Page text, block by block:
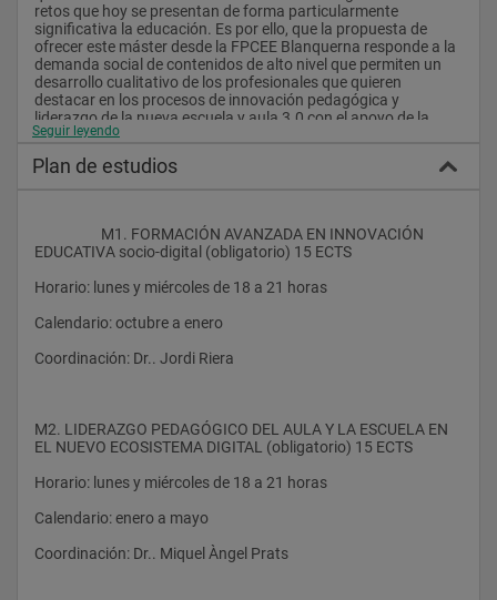
retos que hoy se presentan de forma particularmente
significativa la educación. Es por ello, que la propuesta de
ofrecer este máster desde la FPCEE Blanquerna responde a la
demanda social de contenidos de alto nivel que permiten un
desarrollo cualitativo de los profesionales que quieren
destacar en los procesos de innovación pedagógica y
liderazgo de la nueva escuela y aula 3.0 con el apoyo de la
tecnología.
"
Seguir leyendo
Plan de estudios
EDUCATIVA socio-digital (obligatorio) 15 ECTS
Horario: lunes y miércoles de 18 a 21 horas
Calendario: octubre a enero
Coordinación: Dr.. Jordi Riera
M2. LIDERAZGO PEDAGÓGICO DEL AULA Y LA ESCUELA EN
EL NUEVO ECOSISTEMA DIGITAL (obligatorio) 15 ECTS
Horario: lunes y miércoles de 18 a 21 horas
Calendario: enero a mayo
Coordinación: Dr.. Miquel Àngel Prats